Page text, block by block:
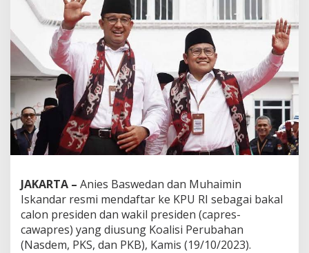
JAKARTA – Anies Baswedan dan Muhaimin
Iskandar resmi mendaftar ke KPU RI sebagai bakal
calon presiden dan wakil presiden (capres-
cawapres) yang diusung Koalisi Perubahan
(Nasdem, PKS, dan PKB), Kamis (19/10/2023).